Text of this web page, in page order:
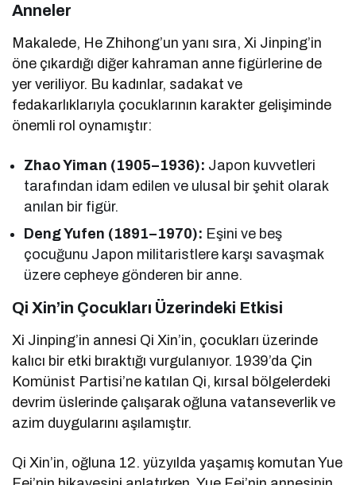
Anneler
Makalede, He Zhihong’un yanı sıra, Xi Jinping’in
öne çıkardığı diğer kahraman anne figürlerine de
yer veriliyor. Bu kadınlar, sadakat ve
fedakarlıklarıyla çocuklarının karakter gelişiminde
önemli rol oynamıştır:
Zhao Yiman (1905–1936): Japon kuvvetleri
tarafından idam edilen ve ulusal bir şehit olarak
anılan bir figür.
Deng Yufen (1891–1970): Eşini ve beş
çocuğunu Japon militaristlere karşı savaşmak
üzere cepheye gönderen bir anne.
Qi Xin’in Çocukları Üzerindeki Etkisi
Xi Jinping’in annesi Qi Xin’in, çocukları üzerinde
kalıcı bir etki bıraktığı vurgulanıyor. 1939’da Çin
Komünist Partisi’ne katılan Qi, kırsal bölgelerdeki
devrim üslerinde çalışarak oğluna vatanseverlik ve
azim duygularını aşılamıştır.
Qi Xin’in, oğluna 12. yüzyılda yaşamış komutan Yue